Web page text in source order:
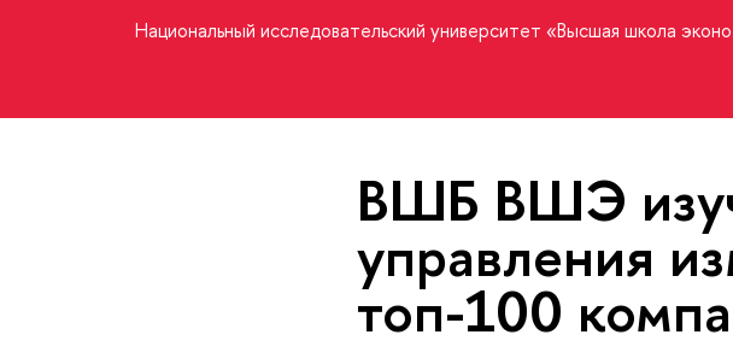
Национальный исследовательский университет «Высшая школа
ВШБ ВШЭ
управления
топ-100